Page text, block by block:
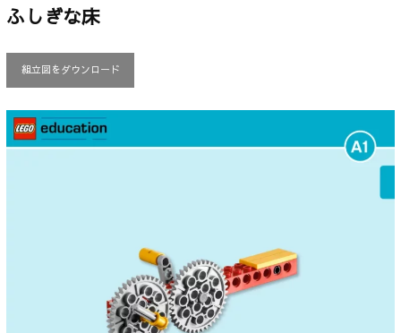
ふしぎな床
組立図をダウンロード